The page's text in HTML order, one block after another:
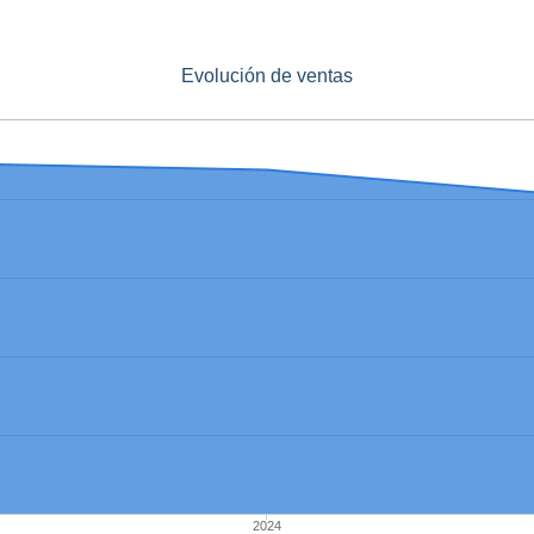
Evolución de ventas
2024